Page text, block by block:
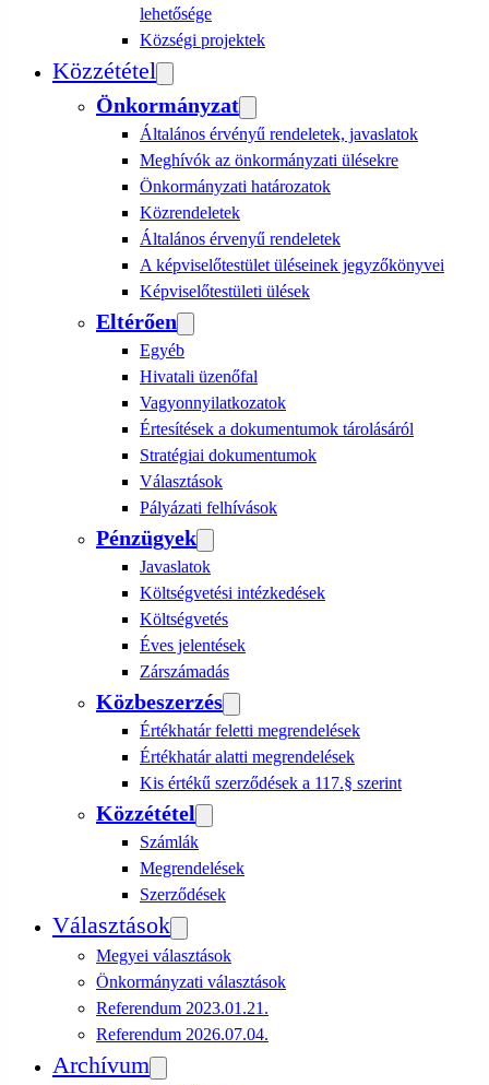
lehetősége
Községi projektek
Közzététel
Önkormányzat
Általános érvényű rendeletek, javaslatok
Meghívók az önkormányzati ülésekre
Önkormányzati határozatok
Közrendeletek
Általános érvenyű rendeletek
A képviselőtestület üléseinek jegyzőkönyvei
Képviselőtestületi ülések
Eltérően
Egyéb
Hivatali üzenőfal
Vagyonnyilatkozatok
Értesítések a dokumentumok tárolásáról
Stratégiai dokumentumok
Választások
Pályázati felhívások
Pénzügyek
Javaslatok
Költségvetési intézkedések
Költségvetés
Éves jelentések
Zárszámadás
Közbeszerzés
Értékhatár feletti megrendelések
Értékhatár alatti megrendelések
Kis értékű szerződések a 117.§ szerint
Közzététel
Számlák
Megrendelések
Szerződések
Választások
Megyei választások
Önkormányzati választások
Referendum 2023.01.21.
Referendum 2026.07.04.
Archívum